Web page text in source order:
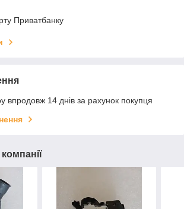
Приватбанку
впродовж 14 днів за рахунок покупця